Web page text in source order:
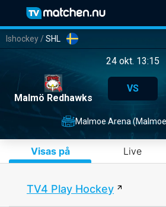
Ishockey /SHL
24 okt. 13:15
Malmö Redhawks
VS
Malmoe Arena
Visas på Live
TV4 Play Hockey